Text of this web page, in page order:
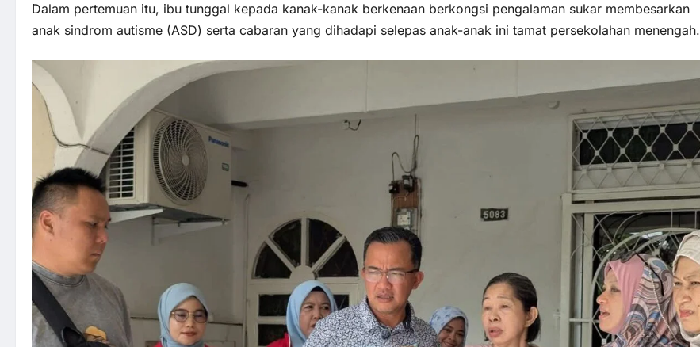
Dalam pertemuan itu, ibu tunggal kepada kanak-kanak berkenaan berkongsi pengalaman sukar membesarkan
anak sindrom autisme (ASD) serta cabaran yang dihadapi selepas anak-anak ini tamat persekolahan menengah.